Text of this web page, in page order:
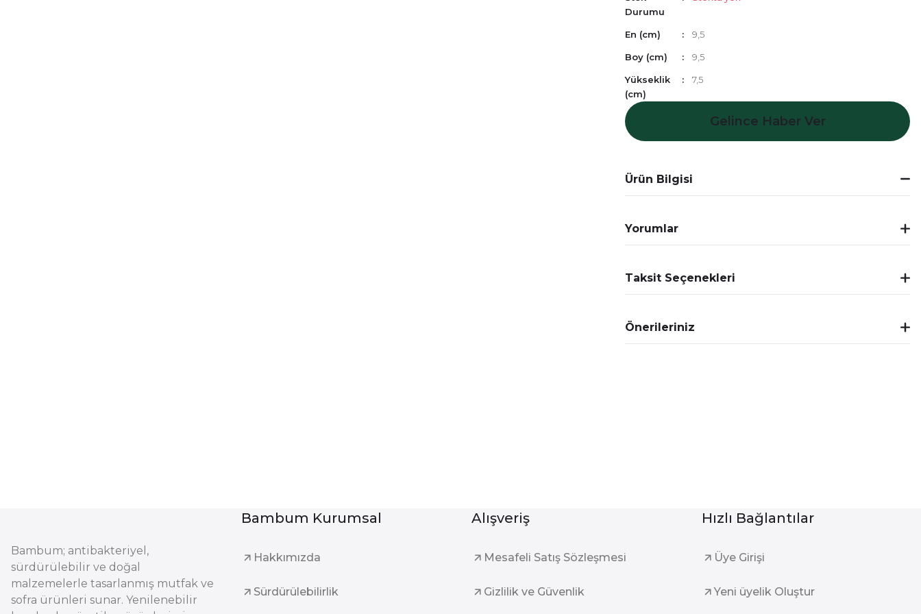
Durumu
En (cm) 9,5
Boy (cm) 9,5
Yükseklik
(cm)
7,5
Gelince Haber Ver
Ürün Bilgisi
Yorumlar
Taksit Seçenekleri
Önerileriniz
Bambum; antibakteriyel,
sürdürülebilir ve doğal
malzemelerle tasarlanmış mutfak ve
sofra ürünleri sunar. Yenilenebilir
Bambum Kurumsal
Hakkımızda
Sürdürülebilirlik
Alışveriş
Mesafeli Satış Sözleşmesi
Gizlilik ve Güvenlik
Hızlı Bağlantılar
Üye Girişi
Yeni üyelik Oluştur